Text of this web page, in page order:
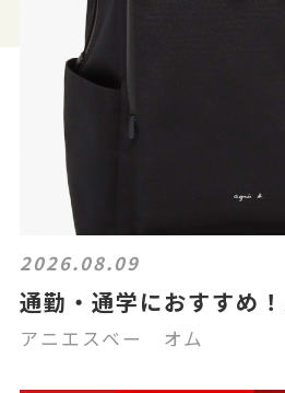
2026.08.09
通勤・通学におすすめ
アニエスベー オム